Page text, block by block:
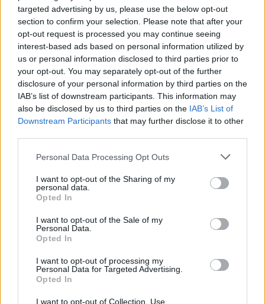
targeted advertising by us, please use the below opt-out
section to confirm your selection. Please note that after your
opt-out request is processed you may continue seeing
interest-based ads based on personal information utilized by
us or personal information disclosed to third parties prior to
your opt-out. You may separately opt-out of the further
disclosure of your personal information by third parties on the
IAB’s list of downstream participants. This information may
also be disclosed by us to third parties on the IAB’s List of
Downstream Participants that may further disclose it to other
Personal Data Processing Opt Outs
I want to opt-out of the Sharing of my
personal data.
Opted In
I want to opt-out of the Sale of my
Personal Data.
Opted In
I want to opt-out of processing my
Personal Data for Targeted Advertising.
Opted In
I want to opt-out of Collection, Use,
diskutuoja, taip pat ieško sprendimų, kaip
išsaugotas vertybes pristatyti visuomenei.
2002 m. priimta iškilminga rezoliucija, kurią
pasirašė Osolineumo direktorius Adolfas
Juzvenka (Adolf Juzwenko) ir muziejaus
steigėjo – kunigaikščio Henriko Liubomirskio
– palikuoniai. Pastarieji išreiškė viltį, kad
Kunigaikščių Liubomirskių muziejus atgaus
savo buvusią šlovę ir susigrąžins teisėtą vietą
kaip nacionalinės kultūros lobynas.